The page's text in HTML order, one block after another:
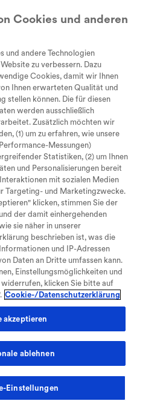
zur Bedienung der
öffnen
Therapie &
Behandlung
Warenkorb
Cookies und anderen
und andere Technologien
zu verbessern. Dazu
Cookies, damit wir Ihnen
Ihnen erwarteten Qualität und
stellen können. Die für diesen
werden ausschließlich
Zusätzlich möchten wir
(1) um zu erfahren, wie unsere
Messungen)
Statistiken, (2) um Ihnen
und Personalisierungen bereit
mit sozialen Medien
Targeting- und Marketingzwecke.
klicken, stimmen Sie der
der damit einhergehenden
sie näher in unserer
beschrieben ist, was die
und IP-Adressen
Daten an Dritte umfassen kann.
Einstellungsmöglichkeiten und
klicken Sie bitte auf
Cookie-/Datenschutzerklärung
Einstellungen
ablehnen
akzeptieren